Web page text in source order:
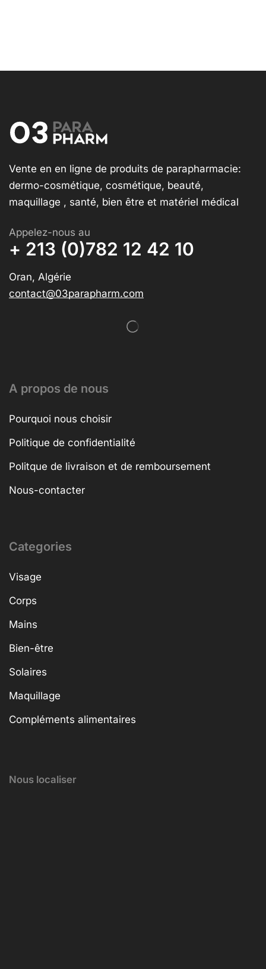
Vente en en ligne de produits de parapharmacie:
dermo-cosmétique, cosmétique, beauté,
maquillage , santé, bien être et matériel médical
Appelez-nous au
+ 213 (0)782 12 42 10
Oran, Algérie
contact@03parapharm.com
A propos de nous
Pourquoi nous choisir
Politique de confidentialité
Politque de livraison et de remboursement
Nous-contacter
Categories
Visage
Corps
Mains
Bien-être
Solaires
Maquillage
Compléments alimentaires
Nous localiser